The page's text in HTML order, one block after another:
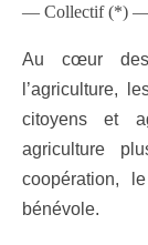
— Collectif (*)
Au cœur
l’agriculture,
citoyens et
agriculture
coopération,
bénévole.